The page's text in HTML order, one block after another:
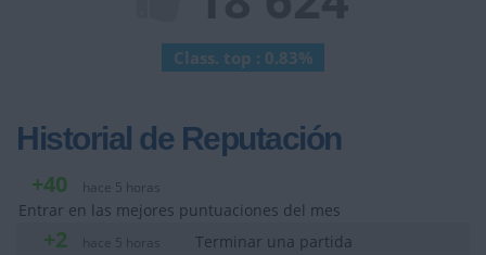
Class. top : 0.83%
Historial de Reputación
+40 hace 5 horas
Entrar en las mejores puntuaciones del mes
+2 Terminar una partida